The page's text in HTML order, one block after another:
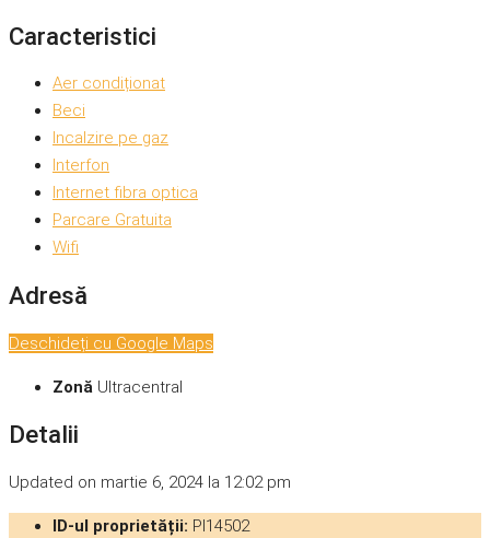
Caracteristici
Aer condiționat
Beci
Incalzire pe gaz
Interfon
Internet fibra optica
Parcare Gratuita
Wifi
Adresă
Deschideți cu Google Maps
Zonă Ultracentral
Detalii
Updated on martie 6, 2024 la 12:02 pm
ID-ul proprietății: PI14502